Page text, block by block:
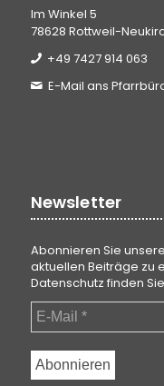
Im Winkel 5
78628 Rottweil-
+49 7427 914 063
E-Mail ans
Newsletter
Abonnieren Sie
aktuellen Beiträge zu
Datenschutz finden